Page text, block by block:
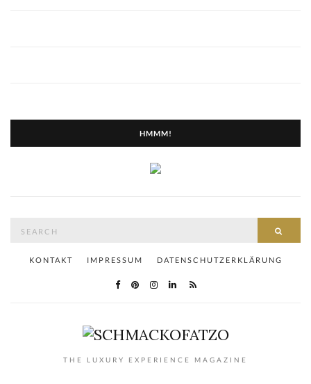
HMMM!
KONTAKT IMPRESSUM DATENSCHUTZERKLÄRUNG
THE LUXURY EXPERIENCE MAGAZINE